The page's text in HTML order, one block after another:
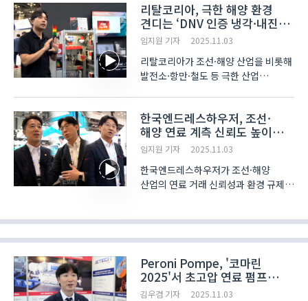
다이어프램 펌프 기술을 중심으로 조선
·해양 시장의 친환경 연료 전환에
대응하는 솔루션을 선보였다.
레와코리아(LEWA..
리탈코리아, 극한 해양 환경
견디는 ‘DNV 인증 냉각·내진
캐비닛’ 공개
임지원 기자 2025.11.03
리탈코리아가 조선·해양 산업을 비롯해
발전소·항만·철도 등 극한 산업
선보였다. 부산 벡스코에서 21일부터
사흘간 열린 ‘국제조선 및 해양산업전
(코마린·KORMARINE ..
한국엔드레스하우저, 조선·
해양 연료 계측 신뢰도 높이는
통합 솔루션 공개
임지원 기자 2025.11.03
한국엔드레스하우저가 조선·해양
산업의 연료 거래 신뢰성과 환경 규제
벡스코에서 21일부터 사흘간 개최된
‘국제조선 및 해양산업전(코마린
·KORMARINE 2025)에서 실제 선..
Peroni Pompe, '코마린
2025'서 초고압 연료 펌프
솔루션 제시
김우겸 기자 2025.11.03